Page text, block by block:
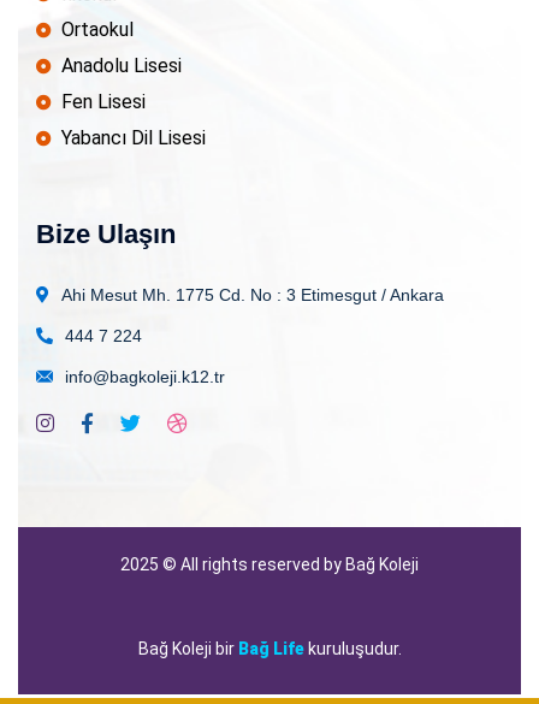
Ortaokul
Anadolu Lisesi
Fen Lisesi
Yabancı Dil Lisesi
Bize Ulaşın
Ahi Mesut Mh. 1775 Cd. No : 3 Etimesgut / Ankara
444 7 224
info@bagkoleji.k12.tr
2025 © All rights reserved by Bağ Koleji
Bağ Koleji bir Bağ Lifekuruluşudur.